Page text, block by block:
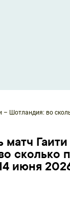
матч Гаити
сколько
июня